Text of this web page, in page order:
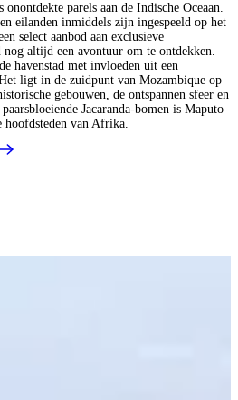
parels aan de Indische Oceaan.
eilanden inmiddels zijn ingespeeld op het
select aanbod aan exclusieve
altijd een avontuur om te ontdekken.
havenstad met invloeden uit een
ligt in de zuidpunt van Mozambique op
gebouwen, de ontspannen sfeer en
Jacaranda-bomen is Maputo
hoofdsteden van Afrika.